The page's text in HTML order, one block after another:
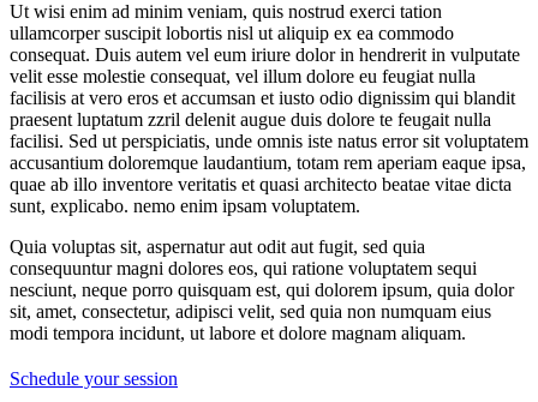
Ut wisi enim ad minim veniam, quis nostrud exerci tation
ullamcorper suscipit lobortis nisl ut aliquip ex ea commodo
consequat. Duis autem vel eum iriure dolor in hendrerit in vulputate
velit esse molestie consequat, vel illum dolore eu feugiat nulla
facilisis at vero eros et accumsan et iusto odio dignissim qui blandit
praesent luptatum zzril delenit augue duis dolore te feugait nulla
facilisi. Sed ut perspiciatis, unde omnis iste natus error sit voluptatem
accusantium doloremque laudantium, totam rem aperiam eaque ipsa,
quae ab illo inventore veritatis et quasi architecto beatae vitae dicta
sunt, explicabo. nemo enim ipsam voluptatem.
Quia voluptas sit, aspernatur aut odit aut fugit, sed quia
consequuntur magni dolores eos, qui ratione voluptatem sequi
nesciunt, neque porro quisquam est, qui dolorem ipsum, quia dolor
sit, amet, consectetur, adipisci velit, sed quia non numquam eius
modi tempora incidunt, ut labore et dolore magnam aliquam.
Schedule your session